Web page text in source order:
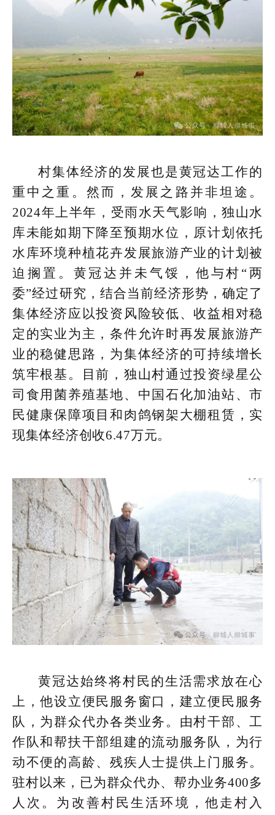
村集体经济的发展也是黄冠达工作的
重中之重。然而，发展之路并非坦途。
2024年上半年，受雨水天气影响，独山水
库未能如期下降至预期水位，原计划依托
水库环境种植花卉发展旅游产业的计划被
迫搁置。黄冠达并未气馁，他与村“两
委”经过研究，结合当前经济形势，确定了
集体经济应以投资风险较低、收益相对稳
定的实业为主，条件允许时再发展旅游产
业的稳健思路，为集体经济的可持续增长
筑牢根基。目前，独山村通过投资绿星公
司食用菌养殖基地、中国石化加油站、市
民健康保障项目和肉鸽钢架大棚租赁，实
现集体经济创收6.47万元。
黄冠达始终将村民的生活需求放在心
上，他设立便民服务窗口，建立便民服务
队，为群众代办各类业务。由村干部、工
作队和帮扶干部组建的流动服务队，为行
动不便的高龄、残疾人士提供上门服务。
驻村以来，已为群众代办、帮办业务400多
人次。为改善村民生活环境，他走村入